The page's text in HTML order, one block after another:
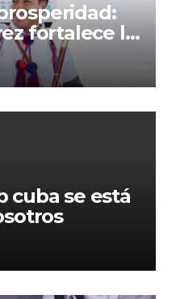
fortalece la
Aldama
cuba se está